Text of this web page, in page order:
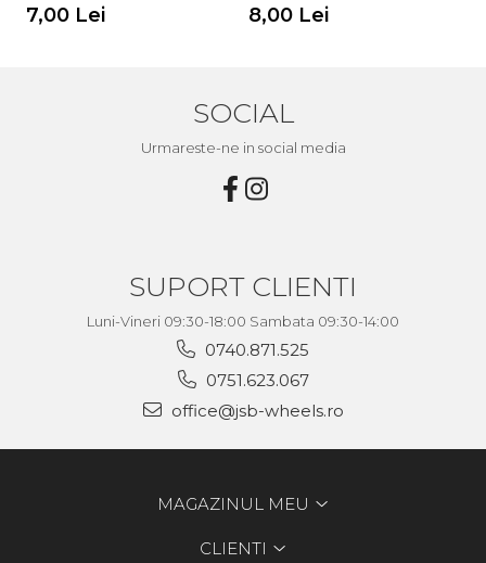
7,00 Lei 8,00 Lei
SOCIAL
Urmareste-ne in social media
SUPORT CLIENTI
Luni-Vineri 09:30-18:00 Sambata 09:30-14:00
0740.871.525
0751.623.067
office@jsb-wheels.ro
MAGAZINUL MEU
CLIENTI